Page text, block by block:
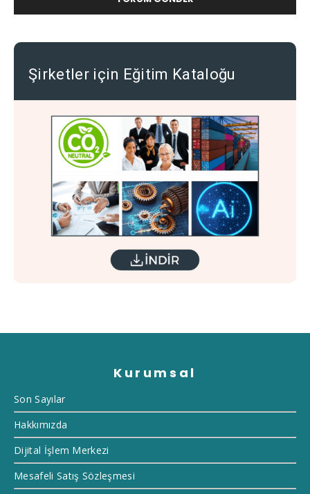
Şirketler için Eğitim Kataloğu
Kurumsal
Son Sayılar
Hakkımızda
Dijital İşlem Merkezi
Mesafeli Satış Sözleşmesi